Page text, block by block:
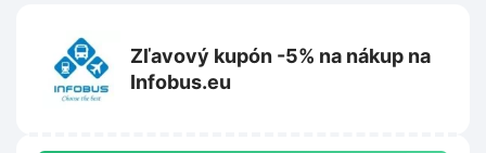
Zľavový kupón -5% na nákup na
Infobus.eu